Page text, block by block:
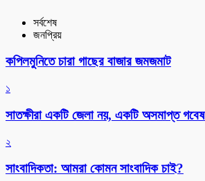
সর্বশেষ
জনপ্রিয়
কপিলমুনিতে চারা গাছের বাজার জমজমাট
১
সাতক্ষীরা একটি জেলা নয়, একটি অসমাপ্ত
২
সাংবাদিকতা: আমরা কোমন সাংবাদিক চাই?